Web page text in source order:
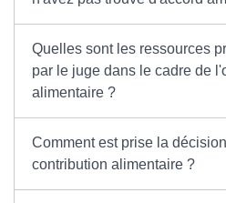
Quelles sont les ressources
par le juge dans le cadre de
alimentaire ?
Comment est prise la
contribution alimentaire ?